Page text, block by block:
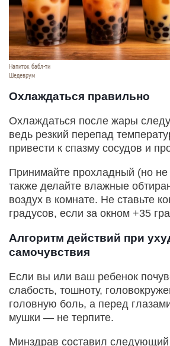
Напиток бабл-ти
Шедеврум
Охлаждаться правильно
Охлаждаться после жары
ведь резкий перепад
привести к спазму сосудов и
Принимайте прохладный (но
также делайте влажные
воздух в комнате. Не ставьте
градусов, если за окном +35
Алгоритм действий при
самочувствия
Если вы или ваш ребенок
слабость, тошноту,
головную боль, а перед
мушки — не терпите.
Минздрав составил следующий